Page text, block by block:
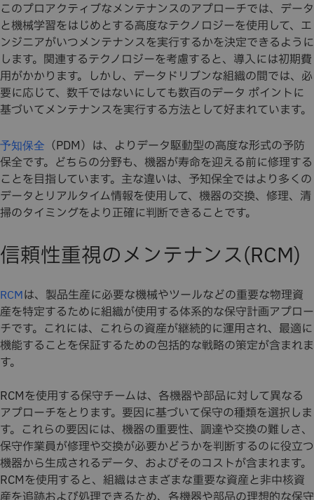
このプロアクティブなメンテナンスのアプローチでは、データ
と機械学習をはじめとする高度なテクノロジーを使用して、エ
ンジニアがいつメンテナンスを実行するかを決定できるように
します。関連するテクノロジーを考慮すると、導入には初期費
用がかかります。しかし、データドリブンな組織の間では、必
要に応じて、数千ではないにしても数百のデータ ポイントに
基づいてメンテナンスを実行する方法として好まれています。
予知保全 （PDM）は、よりデータ駆動型の高度な形式の予防
保全です。どちらの分野も、機器が寿命を迎える前に修理する
ことを目指しています。主な違いは、予知保全ではより多くの
データとリアルタイム情報を使用して、機器の交換、修理、清
掃のタイミングをより正確に判断できることです。
信頼性重視のメンテナンス(RCM)
RCMは、製品生産に必要な機械やツールなどの重要な物理資
産を特定するために組織が使用する体系的な保守計画アプロー
チです。これには、これらの資産が継続的に運用され、最適に
機能することを保証するための包括的な戦略の策定が含まれま
す。
RCMを使用する保守チームは、各機器や部品に対して異なる
アプローチをとります。要因に基づいて保守の種類を選択しま
す。これらの要因には、機器の重要性、調達や交換の難しさ、
保守作業員が修理や交換が必要かどうかを判断するのに役立つ
機器から生成されるデータ、およびそのコストが含まれます。
RCMを使用すると、組織はさまざまな重要な資産と非中核資